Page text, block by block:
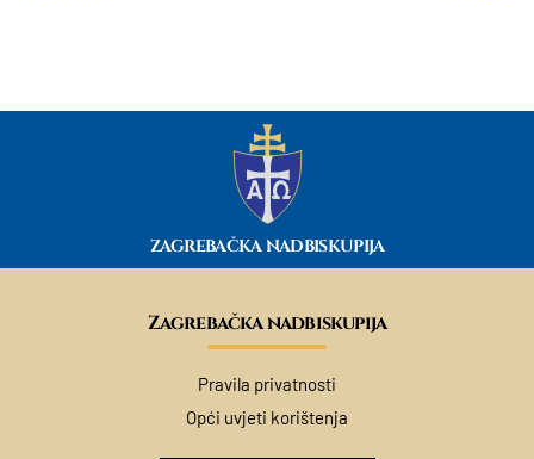
ZAGREBAČKA NADBISKUPIJA
Zagrebačka nadbiskupija
Pravila privatnosti
Opći uvjeti korištenja